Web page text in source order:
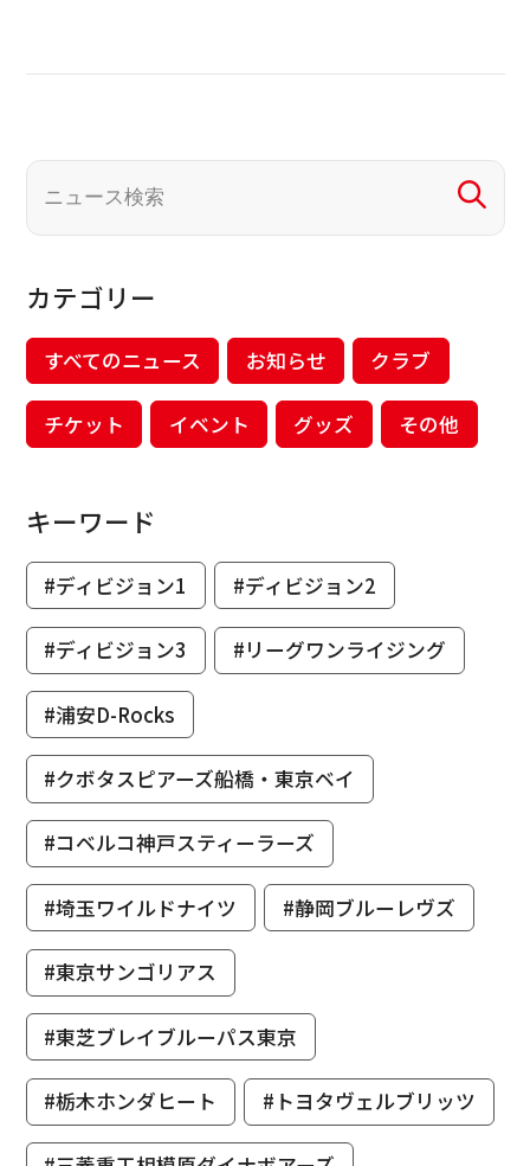
カテゴリー
すべてのニュース お知らせ クラブ
チケット イベント グッズ その他
キーワード
#ディビジョン1 #ディビジョン2
#ディビジョン3 #リーグワンライジング
#浦安D-Rocks
#クボタスピアーズ船橋・東京ベイ
#コベルコ神戸スティーラーズ
#埼玉ワイルドナイツ #静岡ブルーレヴズ
#東京サンゴリアス
#東芝ブレイブルーパス東京
#栃木ホンダヒート #トヨタヴェルブリッツ